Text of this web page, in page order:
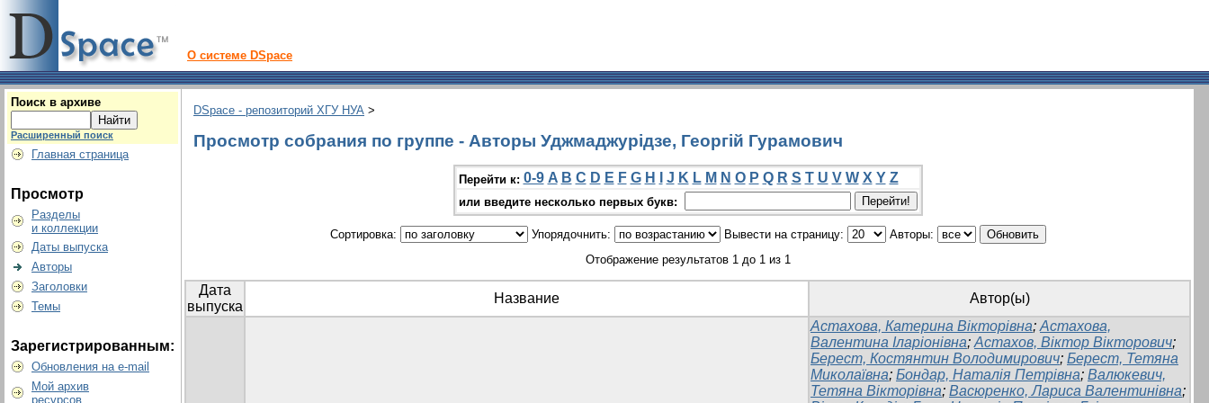
О системе DSpace
Поиск в архиве
Расширенный поиск
Главная страница
Просмотр
Разделы
и коллекции
Даты выпуска
Авторы
Заголовки
Темы
Зарегистрированным:
Обновления на e-mail
Мой архив
ресурсов
DSpace - репозиторий ХГУ НУА >
Просмотр собрания по группе - Авторы Уджмаджурідзе, Георгій Гурамович
Перейти к: 0-9 A B C D E F G H J K L M N O P Q R S T U V W X Y Z
или введите несколько первых букв:
Сортировка: Упорядочнить: Вывести на страницу:
Авторы:
Отображение результатов 1 до 1 из 1
Дата
выпуска
Название Автор(ы)
Астахова, Катерина Вікторівна; Астахова,
Валентина Іларіонівна; Астахов, Віктор Вікторович;
Берест, Костянтин Володимирович; Берест, Тетяна
Миколаївна; Бондар, Наталія Петрівна; Валюкевич,
Тетяна Вікторівна; Васюренко, Лариса Валентинівна;